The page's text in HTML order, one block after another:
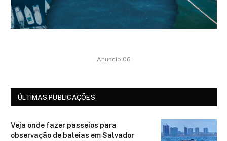
Anuncio 06
ÚLTIMAS PUBLICAÇÕES
Veja onde fazer passeios para
observação de baleias em Salvador